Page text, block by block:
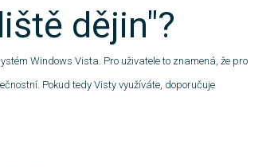
dějin"?
Windows Vista. Pro uživatele to znamená, že pro
Pokud tedy Visty využíváte, doporučuje